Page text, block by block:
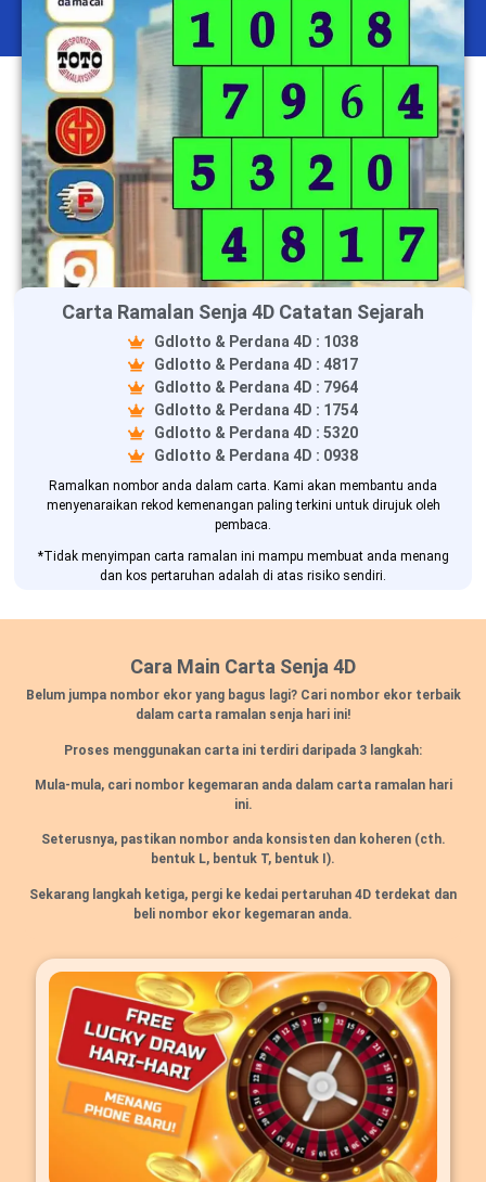
Carta Ramalan Senja 4D Catatan Sejarah
Gdlotto & Perdana 4D : 1038
Gdlotto & Perdana 4D : 4817
Gdlotto & Perdana 4D : 7964
Gdlotto & Perdana 4D : 1754
Gdlotto & Perdana 4D : 5320
Gdlotto & Perdana 4D : 0938
Ramalkan nombor anda dalam carta. Kami akan membantu anda
menyenaraikan rekod kemenangan paling terkini untuk dirujuk oleh
pembaca.
*Tidak menyimpan carta ramalan ini mampu membuat anda menang
dan kos pertaruhan adalah di atas risiko sendiri.
Cara Main Carta Senja 4D
Belum jumpa nombor ekor yang bagus lagi? Cari nombor ekor terbaik
dalam carta ramalan senja hari ini!
Proses menggunakan carta ini terdiri daripada 3 langkah:
Mula-mula, cari nombor kegemaran anda dalam carta ramalan hari
ini.
Seterusnya, pastikan nombor anda konsisten dan koheren (cth.
bentuk L, bentuk T, bentuk I).
Sekarang langkah ketiga, pergi ke kedai pertaruhan 4D terdekat dan
beli nombor ekor kegemaran anda.